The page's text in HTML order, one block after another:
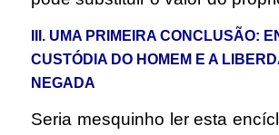
III. UMA PRIMEIRA CONCLUSÃO:
CUSTÓDIA DO HOMEM E A
NEGADA
Seria mesquinho ler esta